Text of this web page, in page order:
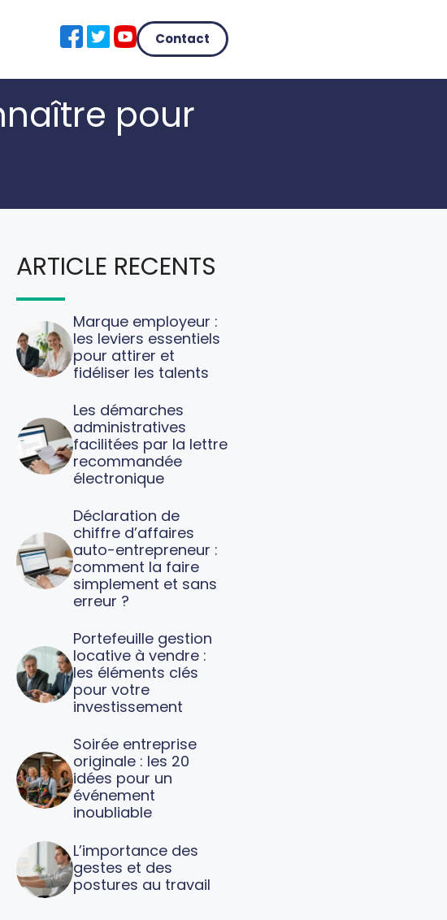
Contact
pour
ARTICLE RECENTS
Marque employeur :
les leviers essentiels
pour attirer et
fidéliser les talents
Les démarches
administratives
facilitées par la lettre
recommandée
électronique
Déclaration de
chiffre d’affaires
auto-entrepreneur :
comment la faire
simplement et sans
erreur ?
Portefeuille gestion
locative à vendre :
les éléments clés
pour votre
investissement
Soirée entreprise
originale : les 20
idées pour un
événement
inoubliable
L’importance des
gestes et des
postures au travail